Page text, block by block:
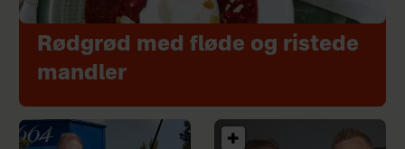
Rødgrød med fløde og ristede
mandler